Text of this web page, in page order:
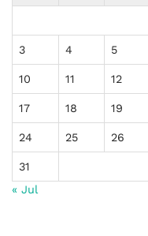
3 4 5
10 11 12
17 18 19
24 25 26
31
« Jul